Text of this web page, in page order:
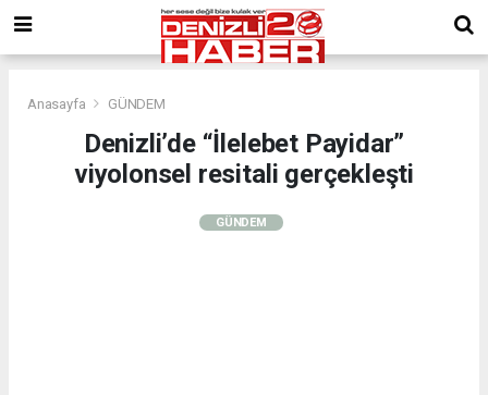
Anasayfa GÜNDEM
Denizli’de “İlelebet Payidar”
viyolonsel resitali gerçekleşti
GÜNDEM